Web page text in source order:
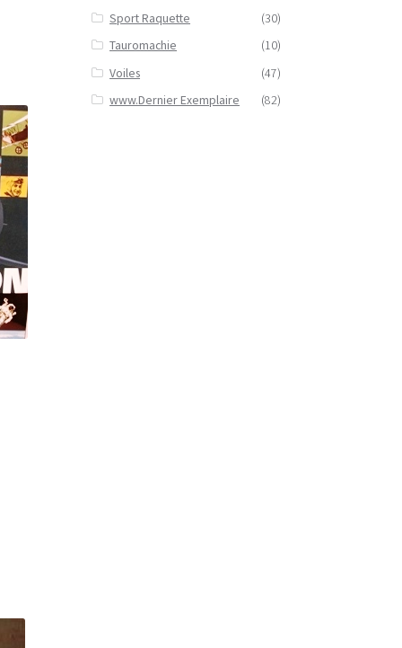
Sport Raquette
(30)
Tauromachie
(10)
Voiles
(47)
www.Dernier Exemplaire
(82)